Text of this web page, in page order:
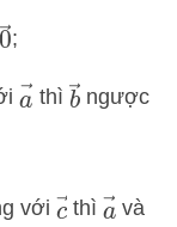
0→
;
a →
thì b →
ngược
với c →
thì a →
và